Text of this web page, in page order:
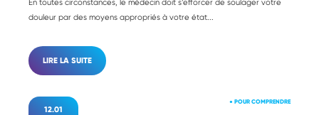
En toutes circonstances, le médecin doit s’efforcer de soulager votre
douleur par des moyens appropriés à votre état...
LIRE LA SUITE
12.01
● POUR COMPRENDRE